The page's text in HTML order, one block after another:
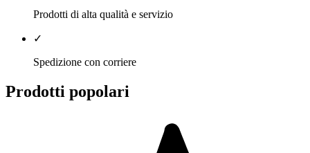
Prodotti di alta qualità e servizio
✓
Spedizione con corriere
Prodotti popolari